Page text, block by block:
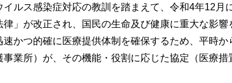
イルス感染症対応の教訓を踏まえて、令和4年12月
律」が改正され、国民の生命及び健康に重大な影
速かつ的確に医療提供体制を確保するため、平時
事業所）が、その機能・役割に応じた協定（医療